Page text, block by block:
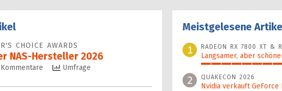
CHOICE AWARDS
NAS-Hersteller 2026
Kommentare Umfrage
Meistgelesene
1
RADEON RX 7800 XT &
Langsamer, aber
100%
2 QUAKECON 2026
Nvidia verkauft GeForce